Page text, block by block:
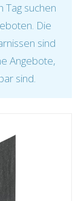
Tag suchen
Die
sind
Angebote,
sind.